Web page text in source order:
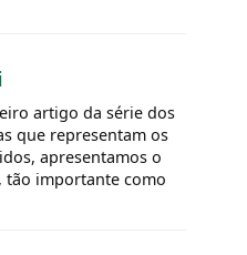
artigo da série dos
que representam os
apresentamos o
tão importante como